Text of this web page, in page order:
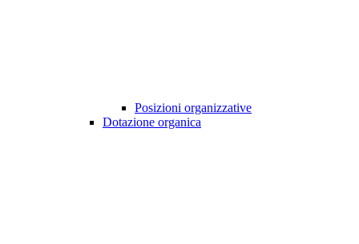
Posizioni organizzative
Dotazione organica